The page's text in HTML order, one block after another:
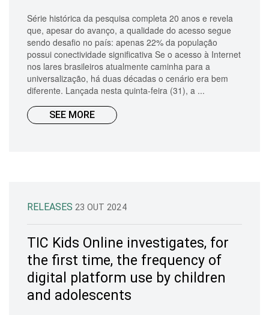
Série histórica da pesquisa completa 20 anos e revela
que, apesar do avanço, a qualidade do acesso segue
sendo desafio no país: apenas 22% da população
possui conectividade significativa Se o acesso à Internet
nos lares brasileiros atualmente caminha para a
universalização, há duas décadas o cenário era bem
diferente. Lançada nesta quinta-feira (31), a ...
SEE MORE
RELEASES 23 OUT 2024
TIC Kids Online investigates, for
the first time, the frequency of
digital platform use by children
and adolescents